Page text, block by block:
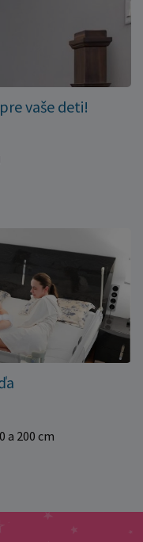
vaše deti!
a 200 cm